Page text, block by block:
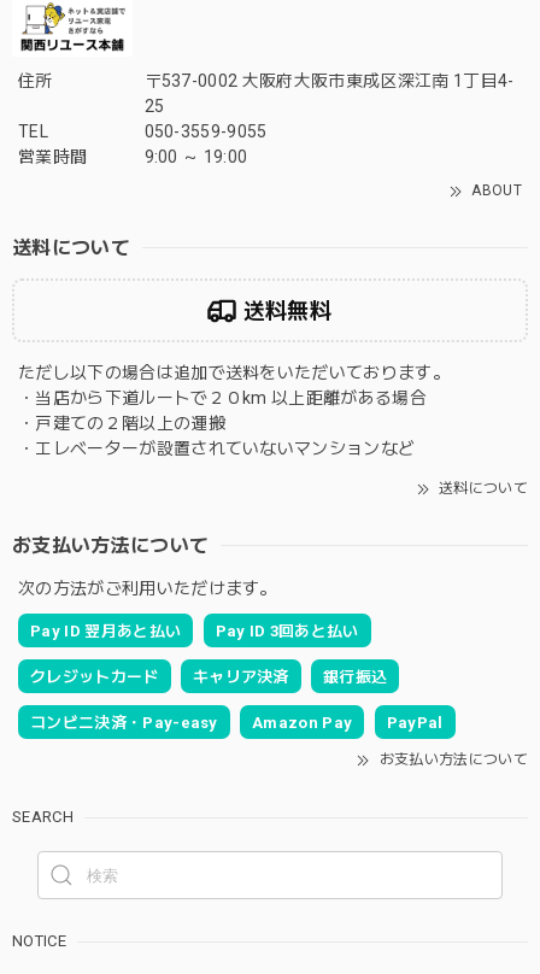
住所
〒537-0002 大阪府大阪市東成区深江南 1丁目4-
25
TEL
050-3559-9055
営業時間
9:00 ～ 19:00
ABOUT
送料について
送料無料
ただし以下の場合は追加で送料をいただいております。
・当店から下道ルートで２０km 以上距離がある場合
・戸建ての２階以上の運搬
・エレベーターが設置されていないマンションなど
送料について
お支払い方法について
次の方法がご利用いただけます。
Pay ID 翌月あと払い Pay ID 3回あと払い
クレジットカード キャリア決済 銀行振込
コンビニ決済・Pay-easy Amazon Pay PayPal
お支払い方法について
SEARCH
NOTICE